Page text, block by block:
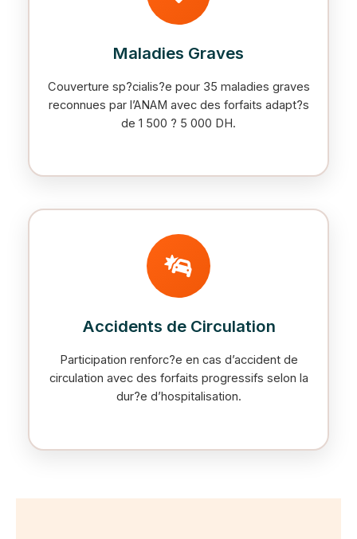
Maladies Graves
Couverture sp?cialis?e pour 35 maladies graves
reconnues par l’ANAM avec des forfaits adapt?s
de 1 500 ? 5 000 DH.
Accidents de Circulation
Participation renforc?e en cas d’accident de
circulation avec des forfaits progressifs selon la
dur?e d’hospitalisation.